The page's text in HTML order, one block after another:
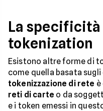
La
tokenization
Esistono altre forme di
come quella basata
tokenizzazione di rete
reti di carte o da
e i token emessi in